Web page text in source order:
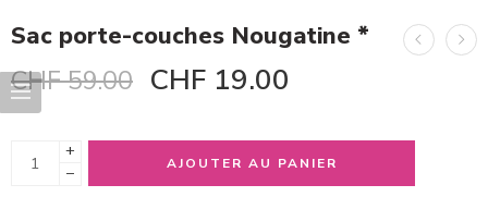
Sac porte-couches Nougatine *
CHF59.00 CHF 19.00
+
−
AJOUTER AU PANIER